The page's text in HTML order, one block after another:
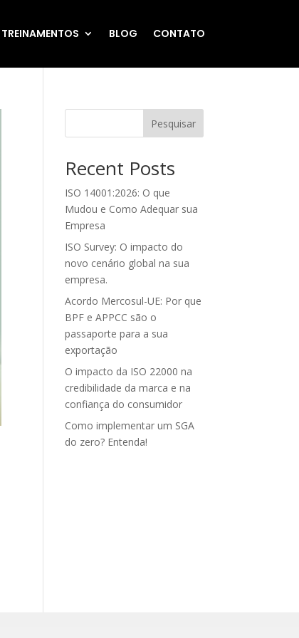
TREINAMENTOS BLOG CONTATO
Pesquisar
Recent Posts
ISO 14001:2026: O que
Mudou e Como Adequar sua
Empresa
ISO Survey: O impacto do
novo cenário global na sua
empresa.
Acordo Mercosul-UE: Por que
BPF e APPCC são o
passaporte para a sua
exportação
O impacto da ISO 22000 na
credibilidade da marca e na
confiança do consumidor
Como implementar um SGA
do zero? Entenda!